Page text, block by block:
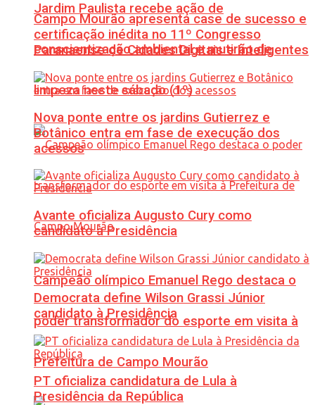
Jardim Paulista recebe ação de
conscientização ambiental e mutirão de
limpeza neste sábado (1º)
Campeão olímpico Emanuel Rego destaca o
poder transformador do esporte em visita à
Prefeitura de Campo Mourão
Campo Mourão apresenta case de sucesso e
certificação inédita no 11º Congresso
Paranaense de Cidades Digitais e Inteligentes
Nova ponte entre os jardins Gutierrez e
Botânico entra em fase de execução dos
acessos
Avante oficializa Augusto Cury como
candidato à Presidência
Democrata define Wilson Grassi Júnior
candidato à Presidência
PT oficializa candidatura de Lula à
Presidência da República